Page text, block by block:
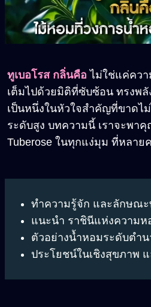
ทูเบอโรส กลิ่นคือ ไม่ใช่แค่คว
เต็มไปด้วยมิติที่ซับซ้อน ทรงพลั
เป็นหนึ่งในหัวใจสำคัญที่ขาดไ
ระดับสูง บทความนี้ เราจะพา
Tuberose ในทุกแง่มุม ที่หลาย
ทำความรู้จัก และลักษณะ
แนะนำ ราชินีแห่งความ
ตัวอย่างน้ำหอมระดับตำ
ประโยชน์ในเชิงสุขภาพ